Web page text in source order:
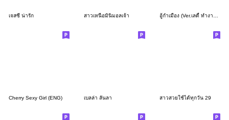
เจสซี่ น่ารัก สาวเหนือมินิมอลเจ้า
Cherry Sexy Girl (ENG) เบลล่า ลั่นลา สาวสวยใช้ได้ทุกวัน 29